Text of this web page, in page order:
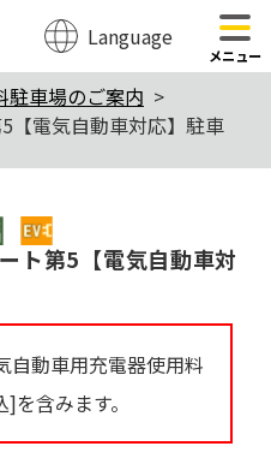
文へ移動
Language
メニュー
駐車場のご案内
【電気自動車対応】駐車
3か月
$Item
ト第5【電気自動車対
動車用充電器使用料
含みます。